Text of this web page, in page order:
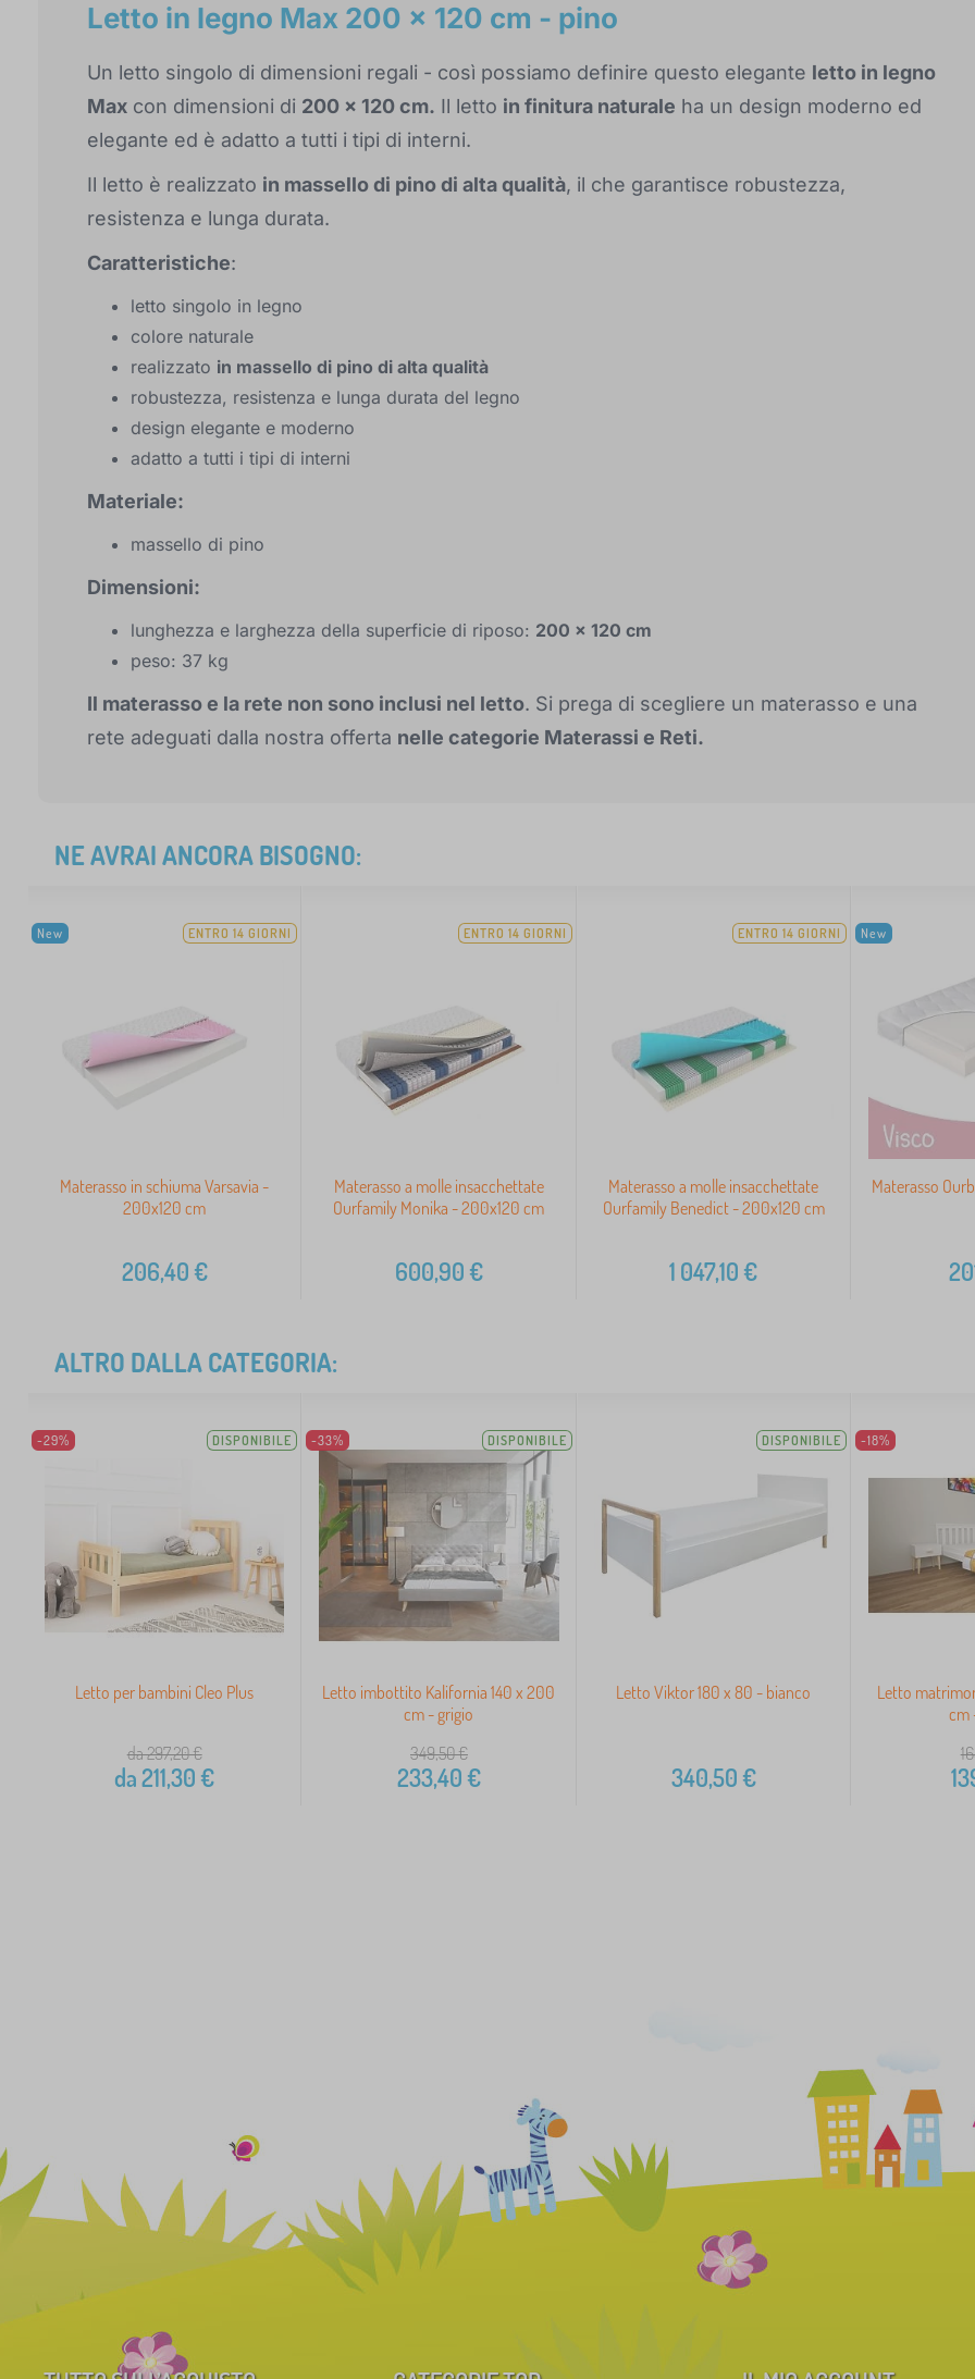
Letto in legno Max 200 x 120 cm - pino
Un letto singolo di dimensioni regali - così possiamo definire questo elegante letto in legno
Max con dimensioni di 200 x 120 cm. Il letto in finitura naturale ha un design moderno ed
elegante ed è adatto a tutti i tipi di interni.
Il letto è realizzato in massello di pino di alta qualità, il che garantisce robustezza,
resistenza e lunga durata.
Caratteristiche:
letto singolo in legno
colore naturale
realizzato in massello di pino di alta qualità
robustezza, resistenza e lunga durata del legno
design elegante e moderno
adatto a tutti i tipi di interni
Materiale:
massello di pino
Dimensioni:
lunghezza e larghezza della superficie di riposo: 200 x 120 cm
peso: 37 kg
Il materasso e la rete non sono inclusi nel letto. Si prega di scegliere un materasso e una
rete adeguati dalla nostra offerta nelle categorie Materassi e Reti.
NE AVRAI ANCORA BISOGNO:
New ENTRO 14 GIORNI
Materasso in schiuma Varsavia -
200x120 cm
206,40€
ENTRO 14 GIORNI
Materasso a molle insacchettate
Ourfamily Monika - 200x120 cm
600,90€
ENTRO 14 GIORNI
Materasso a molle insacchettate
Ourfamily Benedict - 200x120 cm
1 047,10€
New
Materasso
ALTRO DALLA CATEGORIA:
-29% DISPONIBILE
Letto per bambini Cleo Plus
da 297,20€
da211,30€
-33% DISPONIBILE
Letto imbottito Kalifornia 140 x 200
cm - grigio
349,50€
233,40€
DISPONIBILE
Letto Viktor 180 x 80 - bianco
340,50€
-18%
Letto
cm